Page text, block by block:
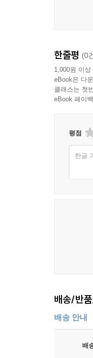
한줄평 (0
1,000원 이
eBook은 다
클래스는 첫
eBook 페이
평점
한글
배송/반
배송 안내
배